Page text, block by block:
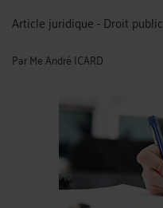
Article juridique - Droit public
ParMe André ICARD